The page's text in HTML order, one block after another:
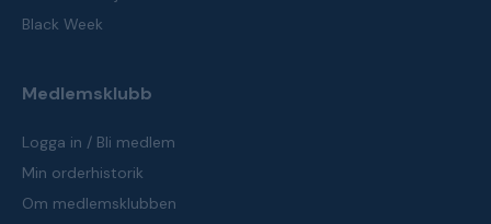
Black Week
Medlemsklubb
Logga in / Bli medlem
Min orderhistorik
Om medlemsklubben